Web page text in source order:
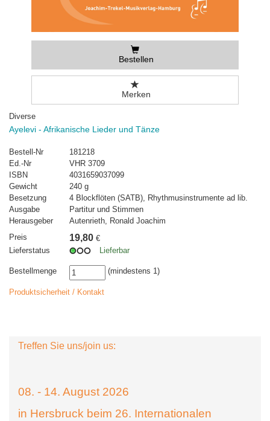
Bestellen
Merken
Diverse
Ayelevi - Afrikanische Lieder und Tänze
Bestell-Nr
181218
Ed.-Nr
VHR 3709
ISBN
4031659037099
Gewicht
240 g
Besetzung
4 Blockflöten (SATB), Rhythmusinstrumente ad lib.
Ausgabe
Partitur und Stimmen
Herausgeber
Autenrieth, Ronald Joachim
Preis
19,80 €
Lieferstatus
Lieferbar
Bestellmenge (mindestens 1)
Produktsicherheit / Kontakt
Treffen Sie uns/join us:
08. - 14. August 2026
in Hersbruck beim 26. Internationalen